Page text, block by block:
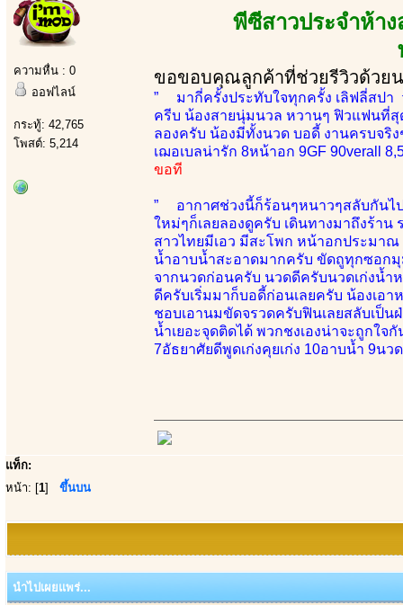
ความหื่น : 0
ออฟไลน์
กระทู้: 42,765
โพสต์: 5,214
พีซีสาวประจำห้า
ขอขอบคุณลูกค้าที่ช่วยรีวิวด้วย
” มากี่ครั้งประทับใจทุกครั้ง เลิฟลี่สปา
ครีบ น้องสายนุ่มนวล หวานๆ ฟิวแฟนที่สุ
ลองครับ น้องมีทั้งนวด บอดี้ งานครบจริ
เฌอเบลน่ารัก 8หน้าอก 9GF 90verall
ขอที
” อากาศช่วงนี้ก็ร้อนๆหนาวๆสลับกันไป
ใหม่ๆก็เลยลองดูครับ เดินทางมาถึงร้า
สาวไทยมีเอว มีสะโพก หน้าอกประมา
น้ำอาบน้ำสะอาดมากครับ ขัดถูทุกซอกมุ
จากนวดก่อนครับ นวดดีครับนวดเก่งน้ำ
ดีครับเริ่มมาก็บอดี้ก่อนเลยครับ น้องเอ
ชอบเอานมขัดจรวดครับฟินเลยสลับเป็
น้ำเยอะจุดติดได้ พวกชงเองน่าจะถูกใ
7อัธยาศัยดีพูดเก่งคุยเก่ง 10อาบน้ำ 9น
แท็ก:
หน้า: [1] ขึ้นบน
นำไปเผยแพร่...